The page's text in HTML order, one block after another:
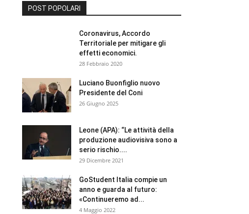
POST POPOLARI
Coronavirus, Accordo
Territoriale per mitigare gli
effetti economici.
28 Febbraio 2020
Luciano Buonfiglio nuovo
Presidente del Coni
26 Giugno 2025
Leone (APA): “Le attività della
produzione audiovisiva sono a
serio rischio....
29 Dicembre 2021
GoStudent Italia compie un
anno e guarda al futuro:
«Continueremo ad...
4 Maggio 2022